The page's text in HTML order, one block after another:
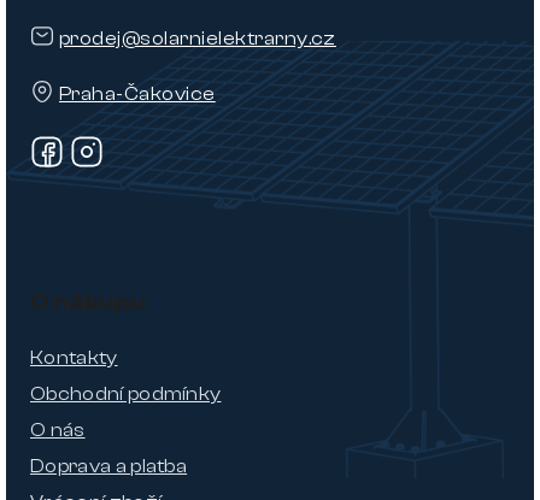
prodej@solarnielektrarny.cz
Praha-Čakovice
O nákupu
Kontakty
Obchodní podmínky
O nás
Doprava a platba